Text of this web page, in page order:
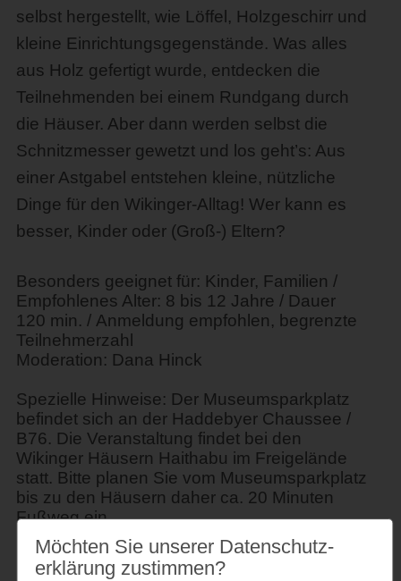
selbst hergestellt, wie Löffel, Holzgeschirr und
kleine Einrichtungsgegenstände. Was alles
aus Holz gefertigt wurde, entdecken die
Teilnehmenden bei einem Rundgang durch
die Häuser. Aber dann werden selbst die
Schnitzmesser gewetzt und los geht’s: Aus
einer Astgabel entstehen kleine, nützliche
Dinge für den Wikinger-Alltag! Wer kann es
besser, Kinder oder (Groß-) Eltern?
Besonders geeignet für: Kinder, Familien /
Empfohlenes Alter: 8 bis 12 Jahre / Dauer
120 min. / Anmeldung empfohlen, begrenzte
Teilnehmerzahl
Moderation: Dana Hinck
Spezielle Hinweise: Der Museumsparkplatz
befindet sich an der Haddebyer Chaussee /
B76. Die Veranstaltung findet bei den
Wikinger Häusern Haithabu im Freigelände
statt. Bitte planen Sie vom Museumsparkplatz
bis zu den Häusern daher ca. 20 Minuten
Fußweg ein.
Preise
Möchten Sie unserer Datenschutz­
erklärung zustimmen?